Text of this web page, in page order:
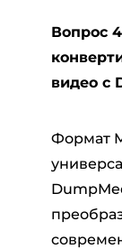
Вопрос
видео с
Формат